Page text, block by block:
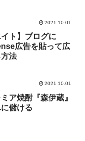
2021.10.01
イト】ブログに
広告を貼って広
法
2021.10.01
ア焼酎『森伊蔵』
儲ける